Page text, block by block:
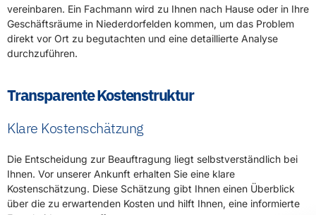
vereinbaren. Ein Fachmann wird zu Ihnen nach Hause oder in Ihre
Geschäftsräume in Niederdorfelden kommen, um das Problem
direkt vor Ort zu begutachten und eine detaillierte Analyse
durchzuführen.
Transparente Kostenstruktur
Klare Kostenschätzung
Die Entscheidung zur Beauftragung liegt selbstverständlich bei
Ihnen. Vor unserer Ankunft erhalten Sie eine klare
Kostenschätzung. Diese Schätzung gibt Ihnen einen Überblick
über die zu erwartenden Kosten und hilft Ihnen, eine informierte